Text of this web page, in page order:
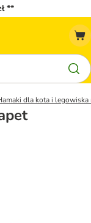
**
dla kota i legowiska